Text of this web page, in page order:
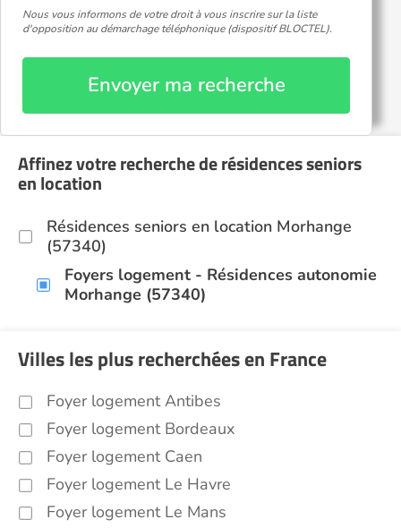
Nous vous informons de votre droit à vous inscrire sur la liste
d'opposition au démarchage téléphonique (dispositif BLOCTEL).
Envoyer ma recherche
Affinez votre recherche de résidences seniors
en location
Résidences seniors en location Morhange
(57340)
Foyers logement - Résidences autonomie
Morhange (57340)
Villes les plus recherchées en France
Foyer logement Antibes
Foyer logement Bordeaux
Foyer logement Caen
Foyer logement Le Havre
Foyer logement Le Mans